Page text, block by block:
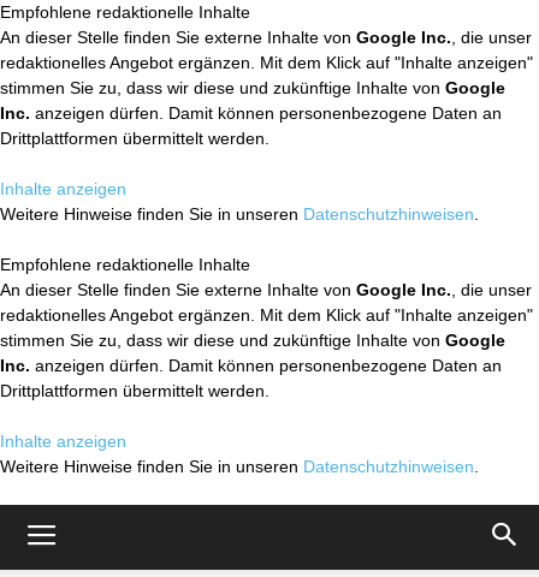
Empfohlene redaktionelle Inhalte
An dieser Stelle finden Sie externe Inhalte von Google Inc. , die unser
redaktionelles Angebot ergänzen. Mit dem Klick auf "Inhalte anzeigen"
stimmen Sie zu, dass wir diese und zukünftige Inhalte von Google
Inc. anzeigen dürfen. Damit können personenbezogene Daten an
Drittplattformen übermittelt werden.
Inhalte anzeigen
Weitere Hinweise finden Sie in unseren Datenschutzhinweisen
Empfohlene redaktionelle Inhalte
An dieser Stelle finden Sie externe Inhalte von Google Inc. , die unser
redaktionelles Angebot ergänzen. Mit dem Klick auf "Inhalte anzeigen"
stimmen Sie zu, dass wir diese und zukünftige Inhalte von Google
Inc. anzeigen dürfen. Damit können personenbezogene Daten an
Drittplattformen übermittelt werden.
Inhalte anzeigen
Weitere Hinweise finden Sie in unseren Datenschutzhinweisen